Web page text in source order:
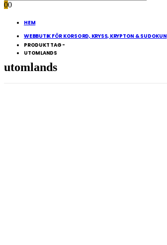
00
HEM
WEBBUTIK FÖR KORSORD, KRYSS, KRYPTON & SUDOKUN
PRODUKT TAG -
UTOMLANDS
utomlands